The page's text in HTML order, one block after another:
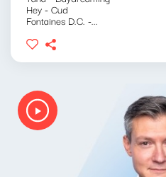
Hey - Cud
Fontaines D.C. -...